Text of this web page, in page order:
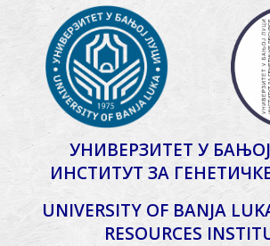
УНИВЕРЗИТЕТ У
ИНСТИТУТ ЗА
UNIVERSITY OF BANJA
RESOURCES